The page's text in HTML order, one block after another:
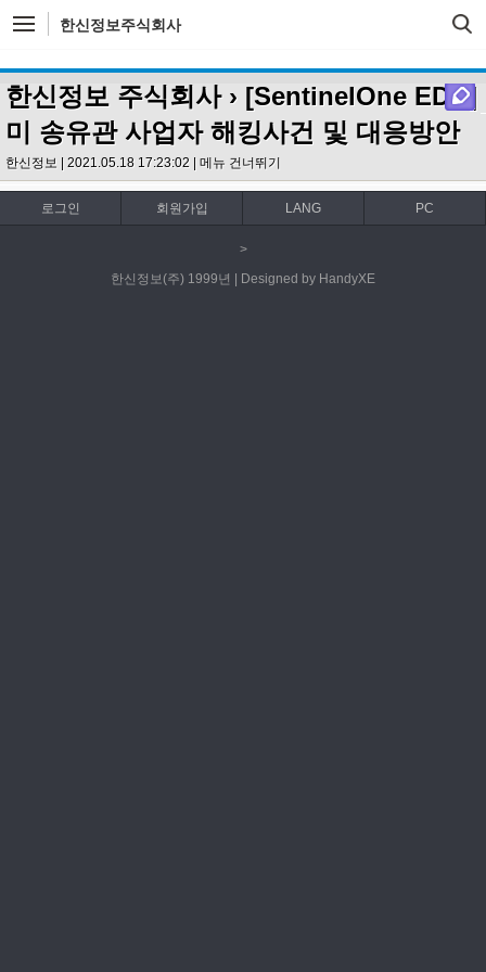
한신정보주식회사
한신정보 주식회사› [SentinelOne EDR]
미 송유관 사업자 해킹사건 및 대응방안
한신정보 | 2021.05.18 17:23:02 | 메뉴 건너뛰기
로그인 회원가입 LANG PC
>
한신정보(주) 1999년 | Designed by HandyXE